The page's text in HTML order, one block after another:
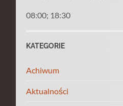
08:00; 18:30
KATEGORIE
Achiwum
Aktualności